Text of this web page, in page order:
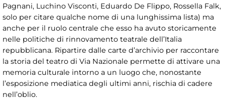
Pagnani, Luchino Visconti, Eduardo De Flippo, Rossella Falk,
solo per citare qualche nome di una lunghissima lista) ma
anche per il ruolo centrale che esso ha avuto storicamente
nelle politiche di rinnovamento teatrale dell’Italia
repubblicana. Ripartire dalle carte d’archivio per raccontare
la storia del teatro di Via Nazionale permette di attivare una
memoria culturale intorno a un luogo che, nonostante
l’esposizione mediatica degli ultimi anni, rischia di cadere
nell’oblio.